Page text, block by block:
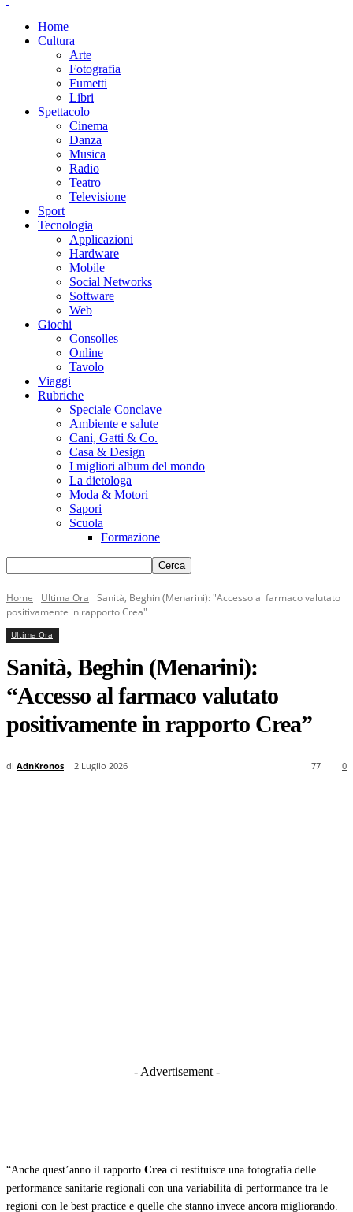
Home
Cultura
Arte
Fotografia
Fumetti
Libri
Spettacolo
Cinema
Danza
Musica
Radio
Teatro
Televisione
Sport
Tecnologia
Applicazioni
Hardware
Mobile
Social Networks
Software
Web
Giochi
Consolles
Online
Tavolo
Viaggi
Rubriche
Speciale Conclave
Ambiente e salute
Cani, Gatti & Co.
Casa & Design
I migliori album del mondo
La dietologa
Moda & Motori
Sapori
Scuola
Formazione
Home Ultima Ora
Sanità, Beghin (Menarini): "Accesso al farmaco valutato
positivamente in rapporto Crea"
Ultima Ora
Sanità, Beghin (Menarini):
“Accesso al farmaco valutato
positivamente in rapporto Crea”
di AdnKronos 2 Luglio 2026 0
77
- Advertisement -
“Anche quest’anno il rapporto Crea ci restituisce una fotografia delle
performance sanitarie regionali con una variabilità di performance tra le
regioni con le best practice e quelle che stanno invece ancora migliorando.